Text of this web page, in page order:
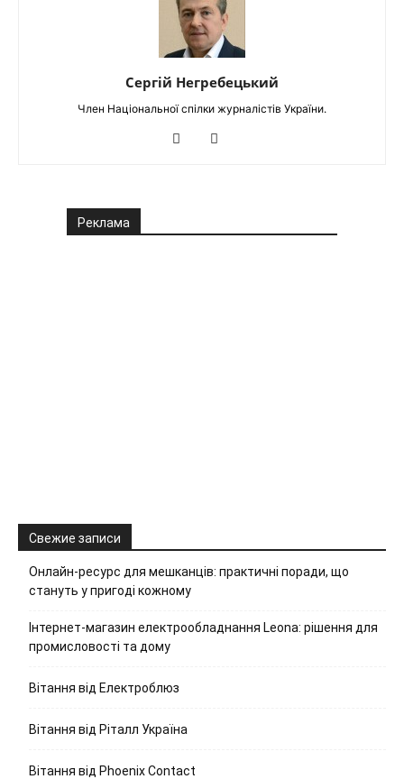
Сергій Негребецький
Член Національної спілки журналістів України.
Реклама
Свежие записи
Онлайн-ресурс для мешканців: практичні поради, що
стануть у пригоді кожному
Інтернет-магазин електрообладнання Leona: рішення для
промисловості та дому
Вітання від Електроблюз
Вітання від Ріталл Україна
Вітання від Phoenix Contact